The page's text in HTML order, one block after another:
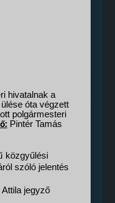
hivatalnak a
óta végzett
polgármesteri
Pintér Tamás
közgyűlési
szóló jelentés
Attila jegyző